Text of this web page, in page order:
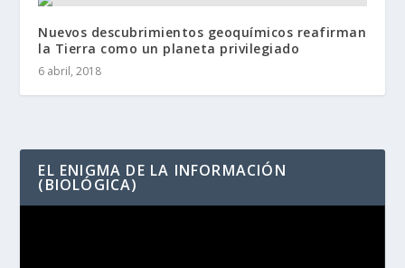
Nuevos descubrimientos geoquímicos reafirman
la Tierra como un planeta privilegiado
6 abril, 2018
EL ENIGMA DE LA INFORMACIÓN
(BIOLÓGICA)